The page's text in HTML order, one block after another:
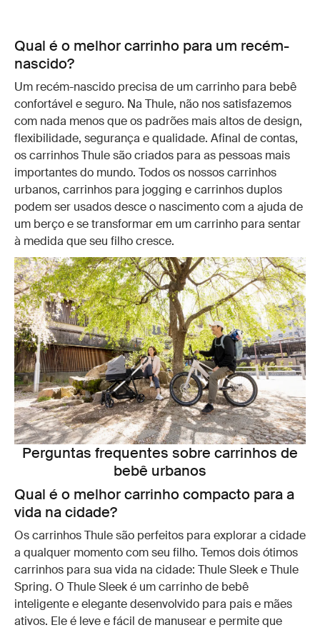
Qual é o melhor carrinho para um recém-
nascido?
Um recém-nascido precisa de um carrinho para bebê
confortável e seguro. Na Thule, não nos satisfazemos
com nada menos que os padrões mais altos de design,
flexibilidade, segurança e qualidade. Afinal de contas,
os carrinhos Thule são criados para as pessoas mais
importantes do mundo. Todos os nossos carrinhos
urbanos, carrinhos para jogging e carrinhos duplos
podem ser usados desce o nascimento com a ajuda de
um berço e se transformar em um carrinho para sentar
à medida que seu filho cresce.
Perguntas frequentes sobre carrinhos de
bebê urbanos
Qual é o melhor carrinho compacto para a
vida na cidade?
Os carrinhos Thule são perfeitos para explorar a cidade
a qualquer momento com seu filho. Temos dois ótimos
carrinhos para sua vida na cidade: Thule Sleek e Thule
Spring. O Thule Sleek é um carrinho de bebê
inteligente e elegante desenvolvido para pais e mães
ativos. Ele é leve e fácil de manusear e permite que